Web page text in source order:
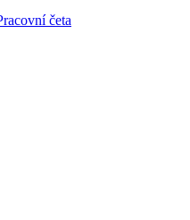
četa